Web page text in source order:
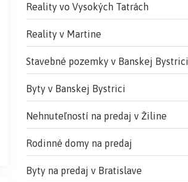
Reality vo Vysokých Tatrách
Reality v Martine
Stavebné pozemky v Banskej Bystrici
Byty v Banskej Bystrici
Nehnuteľností na predaj v Žiline
Rodinné domy na predaj
Byty na predaj v Bratislave